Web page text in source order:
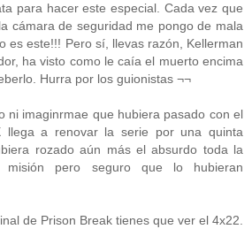
para hacer este especial. Cada vez que
cámara de seguridad me pongo de mala
es este!!! Pero sí, llevas razón, Kellerman
ha visto como le caía el muerto encima
Hurra por los guionistas ¬¬
ni imaginrmae que hubiera pasado con el
llega a renovar la serie por una quinta
rozado aún más el absurdo toda la
misión pero seguro que lo hubieran
de Prison Break tienes que ver el 4x22.